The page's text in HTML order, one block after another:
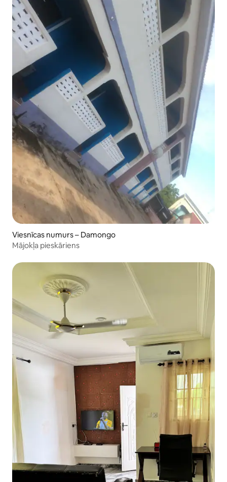
Viesnīcas numurs – Damongo
Mājokļa pieskāriens